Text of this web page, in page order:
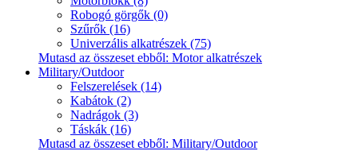
Robogó görgők (0)
Szűrők (16)
Univerzális alkatrészek (75)
Mutasd az összeset ebből: Motor alkatrészek
Military/Outdoor
Felszerelések (14)
Kabátok (2)
Nadrágok (3)
Táskák (16)
Mutasd az összeset ebből: Military/Outdoor